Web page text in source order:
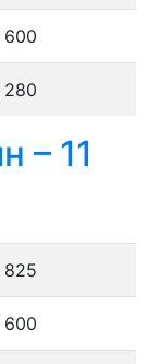
600
280
– 11
825
600